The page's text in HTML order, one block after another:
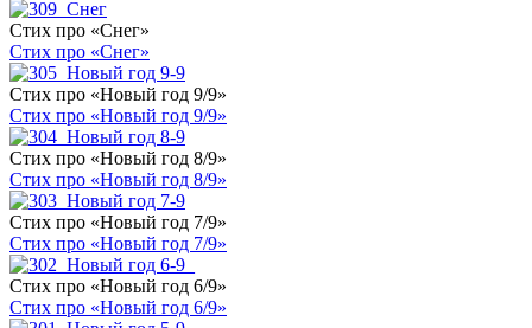
Стих про «Снег»
Стих про «Снег»
Стих про «Новый год 9/9»
Стих про «Новый год 9/9»
Стих про «Новый год 8/9»
Стих про «Новый год 8/9»
Стих про «Новый год 7/9»
Стих про «Новый год 7/9»
Стих про «Новый год 6/9»
Стих про «Новый год 6/9»